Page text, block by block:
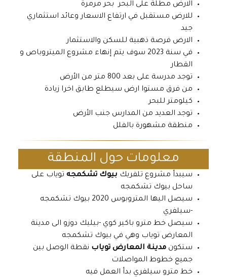
الارض مطلة على البحر بحر مرمرة
للارض مستقبل في ارتفاع الاسعار وعائد استثماري
جيد
الارض فرصة ذهبية للسكن والاستثمار
في سنة 2023 سوف يتم إنهاء مشروع الميتروباص و
القطار
توجد مدرسة على بعد 800 متر من الأرض
من فرق مستوا ارض سيطلع طابق اخرا زيادة
كيلومتر للبحر
توجد العديد من المدارس جنب الأرض
منطقة مشهورة بالفلل
معلومات حول المنطقة
سيبدأ مشروع تلفريك بيوك تشكمجه توياب على
ساحل بيوك تشكمجه
سيصل اليها المتروبوس 2020 بيوك تشكمجه
-سيلفري
سيصل خط مترو باكير كوي -بيليك دوزو الى مدينة
المعارض توياب وهي في بيوك تشكمجه
ستكون مدينة المعارض توياب نقطة الوصل بين
جميع خطوط المواصلات
خط مترو سيلفري بدأ العمل فيه